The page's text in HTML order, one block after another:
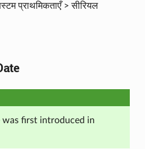
प्राथमिकताएँ > सीरियल
was first introduced in